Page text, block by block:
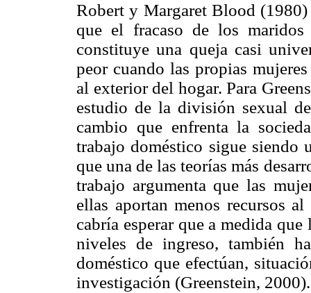
Robert y Margaret Blood (1980)
que el fracaso de los
constituye una queja casi
peor cuando las propias
al exterior del hogar. Para
estudio de la división sexual
cambio que enfrenta la
trabajo doméstico sigue siendo
que una de las teorías más
trabajo argumenta que las
ellas aportan menos recursos
cabría esperar que a medida
niveles de ingreso, también
doméstico que efectúan,
investigación (Greenstein, 2000).